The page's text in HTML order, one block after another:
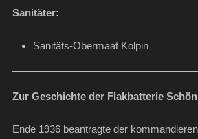
Sanitäter:
Sanitäts-Obermaat Kolpin
Zur Geschichte der Flakbatterie
Ende 1936 beantragte der